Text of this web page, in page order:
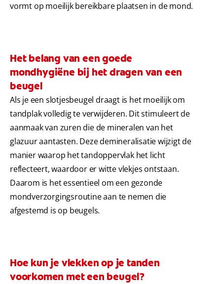
vormt op moeilijk bereikbare plaatsen in de mond.
Het belang van een goede
mondhygiëne bij het dragen van een
beugel
Als je een slotjesbeugel draagt is het moeilijk om
tandplak volledig te verwijderen. Dit stimuleert de
aanmaak van zuren die de mineralen van het
glazuur aantasten. Deze demineralisatie wijzigt de
manier waarop het tandoppervlak het licht
reflecteert, waardoor er witte vlekjes ontstaan.
Daarom is het essentieel om een gezonde
mondverzorgingsroutine aan te nemen die
afgestemd is op beugels.
Hoe kun je vlekken op je tanden
voorkomen met een beugel?